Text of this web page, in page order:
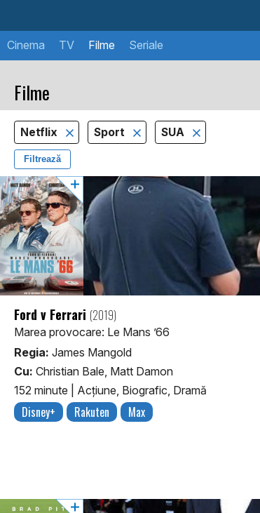
Cinema TV Filme Seriale
Filme
Netflix Sport SUA
Filtrează
Ford v Ferrari (2019)
Marea provocare: Le Mans ’66
Regia: James Mangold
Cu: Christian Bale, Matt Damon
152 minute
Acţiune, Biografic, Dramă
Disney+ Rakuten Max